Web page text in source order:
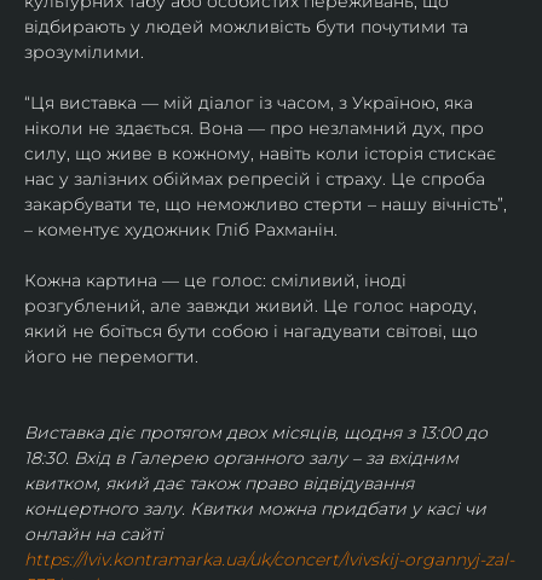
відбирають у людей можливість бути почутими та
зрозумілими.
“Ця виставка — мій діалог із часом, з Україною, яка
ніколи не здається. Вона — про незламний дух, про
силу, що живе в кожному, навіть коли історія стискає
нас у залізних обіймах репресій і страху. Це спроба
закарбувати те, що неможливо стерти – нашу вічність”,
– коментує художник Гліб Рахманін.
Кожна картина — це голос: сміливий, іноді
розгублений, але завжди живий. Це голос народу,
який не боїться бути собою і нагадувати світові, що
його не перемогти.
Виставка діє протягом двох місяців, щодня з 13:00 до
18:30. Вхід в Галерею органного залу – за вхідним
квитком, який дає також право відвідування
концертного залу. Квитки можна придбати у касі чи
онлайн на сайті
https://lviv.kontramarka.ua/uk/concert/lvivskij-organnyj-zal-